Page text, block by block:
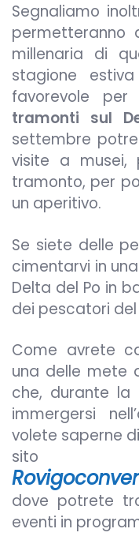
Segnaliamo
permetteranno
millenaria di
stagione
favorevole per
tramonti sul
settembre
visite a musei,
tramonto, per
un aperitivo.
Se siete delle
cimentarvi in
Delta del Po in
dei pescatori del
Come avrete
una delle mete
che, durante la
immergersi
volete saperne
dove potrete
eventi in